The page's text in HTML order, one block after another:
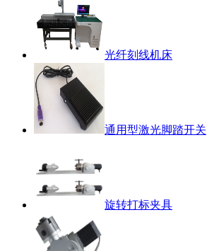
光纤刻线机床
通用型激光脚踏开关
旋转打标夹具